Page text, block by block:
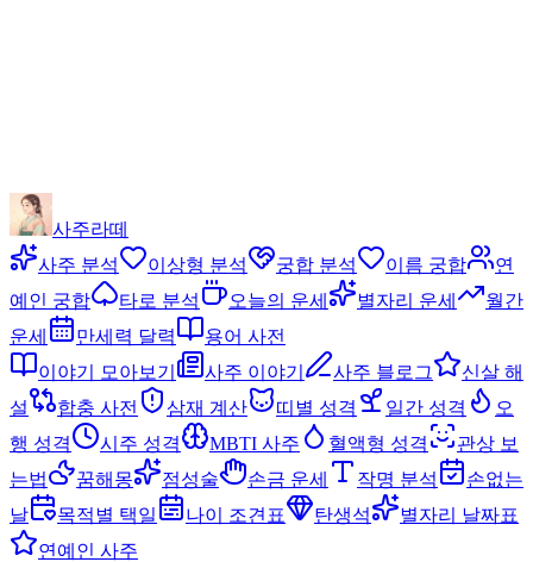
사주라떼
사주 분석
이상형 분석 궁합 분석 이름 궁합
연
예인 궁합
타로 분석 오늘의 운세 별자리 운세
월간
운세
만세력 달력
용어 사전
이야기 모아보기
사주 이야기 사주 블로그
신살 해
설
합충 사전 삼재 계산 띠별 성격 일간 성격
오
행 성격
시주 성격 MBTI 사주 혈액형 성격
관상 보
는법
꿈해몽 점성술 손금 운세 작명 분석
손없는
날
목적별 택일 나이 조견표 탄생석
별자리 날짜표
연예인 사주